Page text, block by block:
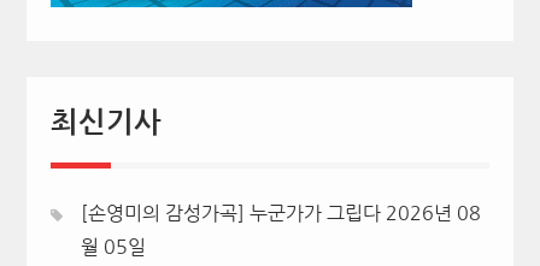
최신기사
[손영미의 감성가곡] 누군가가 그립다 2026년 08
월 05일